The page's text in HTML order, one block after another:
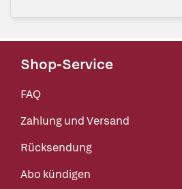
Shop-Service
FAQ
Zahlung und Versand
Rücksendung
Abo kündigen